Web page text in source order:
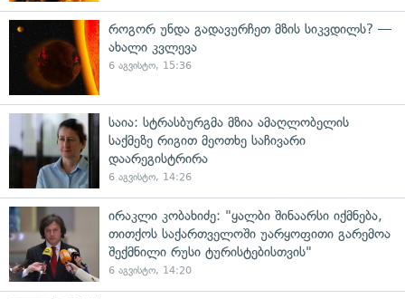
როგორ უნდა გადავურჩეთ მზის სიკვდილს? —
ახალი კვლევა
6 აგვისტო, 15:36
საია: სტრასბურგმა მზია ამაღლობელის
საქმეზე რიგით მეოთხე საჩივარი
დაარეგისტრირა
6 აგვისტო, 14:26
ირაკლი კობახიძე: "ყალბი შინაარსი იქმნება,
თითქოს საქართველოში უარყოფითი გარემოა
შექმნილი რუსი ტურისტებისთვის"
6 აგვისტო, 14:20